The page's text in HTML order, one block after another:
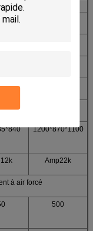
à air forcé
1200*870*1100
Amp22k
à air forcé
500